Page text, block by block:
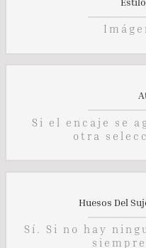
Si el encaje se
otra
Huesos Del
Sí. Si no hay